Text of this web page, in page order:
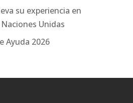
su experiencia en
Unidas
Ayuda 2026